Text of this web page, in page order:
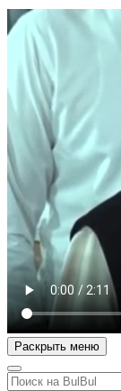
Раскрыть меню